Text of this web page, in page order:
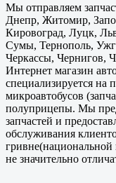
Мы отправляем
Днепр, Житомир,
Кировоград, Луцк,
Сумы, Тернополь,
Черкассы, Чернигов,
Интернет магазин
специализируется на
микроавтобусов
полуприцепы. Мы
запчастей и
обслуживания
не значительно